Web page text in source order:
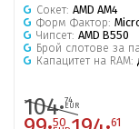
Сокет: AMD AM4
Форм Фактор:
Чипсет: AMD B550
Брой слотове за
Капацитет на RAM:
104·74
EUR
50 61